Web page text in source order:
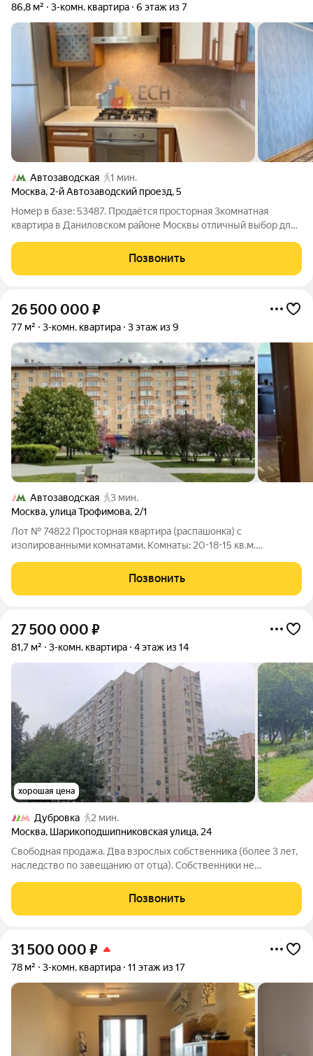
86,8 м² 3-комн. квартира 6 этаж из 7
Автозаводская
1 мин.
Москва, 2-й Автозаводский проезд,5
Номер в базе: 53487. Продаётся просторная 3комнатная
квартира в Даниловском районе Москвы отличный выбор для
современным комфортом!Продуманная планировка максимум
Позвонить
26 500 000 ₽
77 м² 3-комн. квартира 3 этаж из 9
Автозаводская
3 мин.
Москва,улица Трофимова, 2/1
Лот № 74822 Просторная квартира (распашонка) с
изолированными комнатами. Комнаты: 20-18-15 кв.м.
необходимости, планировку можно изменить, т.к. внутри
квартиры нет несущих стен. Кухонная плита газовая.
Позвонить
27 500 000 ₽
81,7 м² 3-комн. квартира 4 этаж из 14
хорошая цена
Дубровка
2 мин.
Москва, Шарикоподшипниковская улица, 24
Свободная продажа. Два взрослых собственника (более 3 лет,
наследство по завещанию от отца). Собственники не
обременений и перепланировок. Быстрый выход на сделку.
Общая площадь с лоджией: 81,5
Позвонить
31 500 000 ₽
78 м² 3-комн. квартира 11 этаж из 17